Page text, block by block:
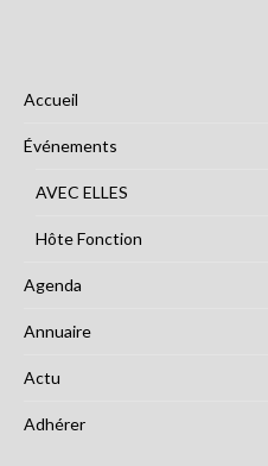
Accueil
Événements
AVEC ELLES
Hôte Fonction
Agenda
Annuaire
Actu
Adhérer